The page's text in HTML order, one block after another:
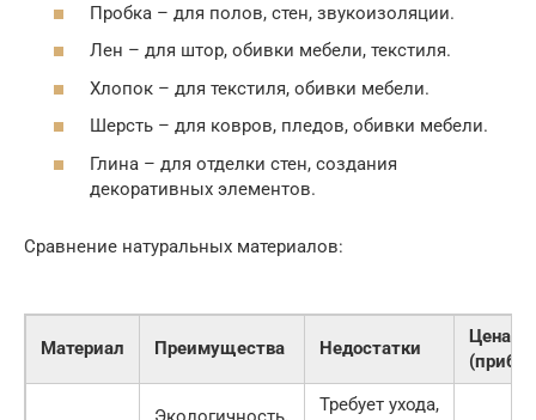
Пробка – для полов, стен, звукоизоляции.
Лен – для штор, обивки мебели, текстиля.
Хлопок – для текстиля, обивки мебели.
Шерсть – для ковров, пледов, обивки мебели.
Глина – для отделки стен, создания
декоративных элементов.
Сравнение натуральных материалов:
Материал Преимущества Недостатки
Цена
Требует ухода,